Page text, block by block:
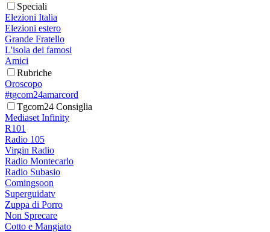
Speciali
Elezioni Italia
Elezioni estero
Grande Fratello
L'isola dei famosi
Amici
Rubriche
Oroscopo
#tgcom24amarcord
Tgcom24 Consiglia
Mediaset Infinity
R101
Radio 105
Virgin Radio
Radio Montecarlo
Radio Subasio
Comingsoon
Superguidatv
Zuppa di Porro
Non Sprecare
Cotto e Mangiato